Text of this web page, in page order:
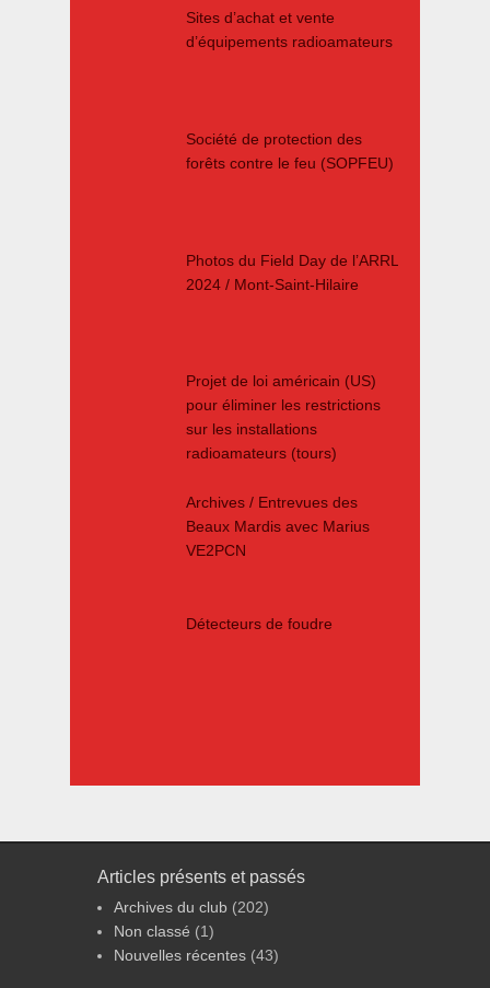
Sites d’achat et vente
d’équipements radioamateurs
Société de protection des
forêts contre le feu (SOPFEU)
Photos du Field Day de l’ARRL
2024 / Mont-Saint-Hilaire
Projet de loi américain (US)
pour éliminer les restrictions
sur les installations
radioamateurs (tours)
Archives / Entrevues des
Beaux Mardis avec Marius
VE2PCN
Détecteurs de foudre
Articles présents et passés
Archives du club (202)
Non classé (1)
Nouvelles récentes (43)